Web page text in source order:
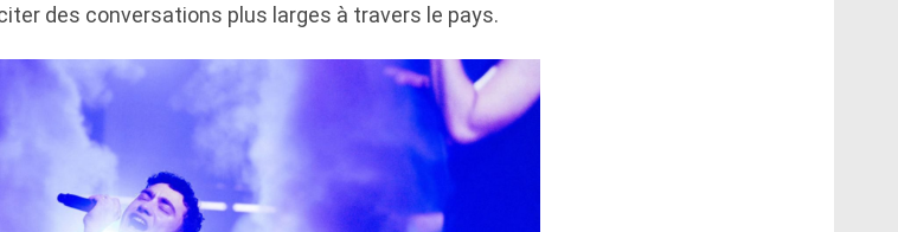
des conversations plus larges à travers le pays.